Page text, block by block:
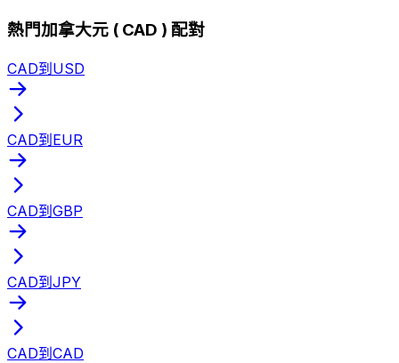
熱門加拿大元 ( CAD ) 配對
CAD到USD
CAD到EUR
CAD到GBP
CAD到JPY
CAD到CAD